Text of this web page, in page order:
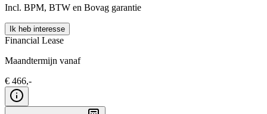
Incl. BPM, BTW en Bovag garantie
Ik heb interesse
Financial Lease
Maandtermijn vanaf
€ 466,-